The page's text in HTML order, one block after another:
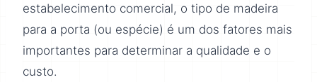
estabelecimento comercial, o tipo de madeira
para a porta (ou espécie) é um dos fatores mais
importantes para determinar a qualidade e o
custo.